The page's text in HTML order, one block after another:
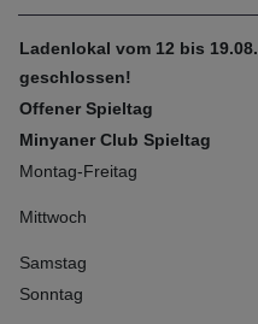
Ladenlokal vom 12 bis 19.08.
geschlossen!
Offener Spieltag
Minyaner Club Spieltag
Montag-Freitag
Mittwoch
Samstag
Sonntag